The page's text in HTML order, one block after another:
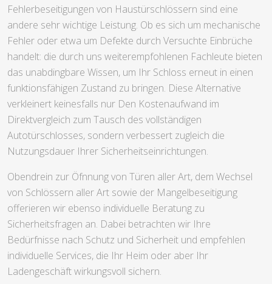
Fehlerbeseitigungen von Haustürschlössern sind eine
andere sehr wichtige Leistung. Ob es sich um mechanische
Fehler oder etwa um Defekte durch Versuchte Einbrüche
handelt: die durch uns weiterempfohlenen Fachleute bieten
das unabdingbare Wissen, um Ihr Schloss erneut in einen
funktionsfähigen Zustand zu bringen. Diese Alternative
verkleinert keinesfalls nur Den Kostenaufwand im
Direktvergleich zum Tausch des vollständigen
Autotürschlosses, sondern verbessert zugleich die
Nutzungsdauer Ihrer Sicherheitseinrichtungen.
Obendrein zur Öfnnung von Türen aller Art, dem Wechsel
von Schlössern aller Art sowie der Mangelbeseitigung
offerieren wir ebenso individuelle Beratung zu
Sicherheitsfragen an. Dabei betrachten wir Ihre
Bedürfnisse nach Schutz und Sicherheit und empfehlen
individuelle Services, die Ihr Heim oder aber Ihr
Ladengeschäft wirkungsvoll sichern.